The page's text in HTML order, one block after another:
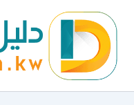
المحتوى